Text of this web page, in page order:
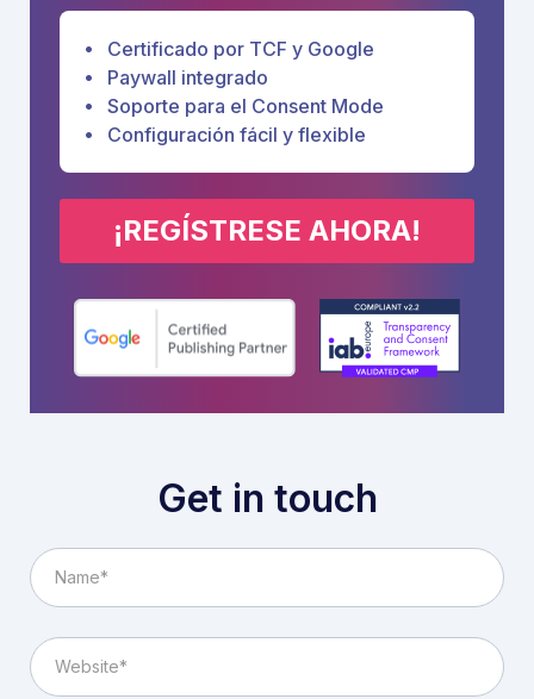
Certificado por TCF y Google
Paywall integrado
Soporte para el Consent Mode
Configuración fácil y flexible
¡REGÍSTRESE AHORA!
Get in touch